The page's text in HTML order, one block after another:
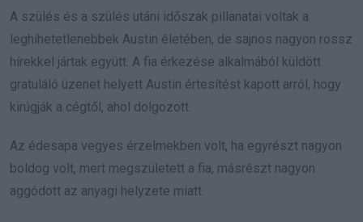
A szülés és a szülés utáni időszak pillanatai voltak a
leghihetetlenebbek Austin életében, de sajnos nagyon rossz
hírekkel jártak együtt. A fia érkezése alkalmából küldött
gratuláló üzenet helyett Austin értesítést kapott arról, hogy
kirúgják a cégtől, ahol dolgozott.
Az édesapa vegyes érzelmekben volt, ha egyrészt nagyon
boldog volt, mert megszületett a fia, másrészt nagyon
aggódott az anyagi helyzete miatt.